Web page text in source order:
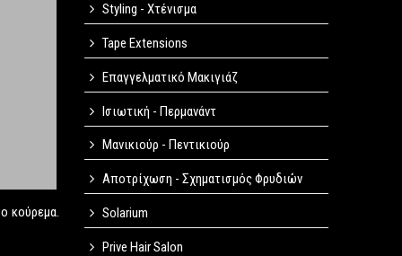
κούρεμα.
Styling - Χτένισμα
Tape Extensions
Επαγγελματικό Μακιγιάζ
Ισιωτική - Περμανάντ
Μανικιούρ - Πεντικιούρ
Αποτρίχωση - Σχηματισμός Φρυδιών
Solarium
Prive Hair Salon